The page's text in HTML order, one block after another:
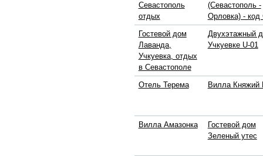
Севастополь
отдых
(Севастополь -
Орловка) - код
Гостевой дом
Лаванда,
Учкуевка, отдых
в Севастополе
Двухэтажный
Учкуевке U-01
Отель Терема Вилла Княжий
Вилла Амазонка
Гостевой дом
Зеленый утес